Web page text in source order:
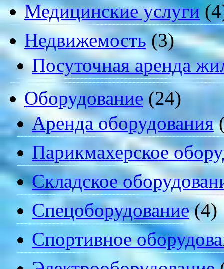
Медицинские услуги
Недвижемость(3)
Посуточная аренда
Оборудование (24)
Аренда оборудования
Парикмахерское
Складское
Спецоборудование(4)
Спортивное